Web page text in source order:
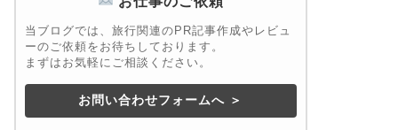
当ブログでは、旅行関連のPR記事作成やレビュ
ーのご依頼をお待ちしております。
まずはお気軽にご相談ください。
お問い合わせフォームへ ＞